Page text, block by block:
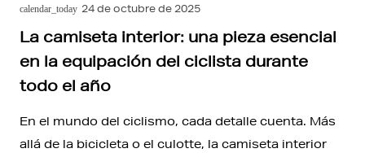
calendar_today 24 de octubre de 2025
La camiseta interior: una pieza esencial
en la equipación del ciclista durante
todo el año
En el mundo del ciclismo, cada detalle cuenta. Más
allá de la bicicleta o el culotte, la camiseta interior